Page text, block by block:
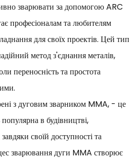
зварювати за допомогою ARC
професіоналам та любителям
для своїх проектів. Цей тип
метод з'єднання металів,
переносність та простота
з дуговим зварником MMA, - це
в будівництві,
своїй доступності та
зварювання дуги MMA створює